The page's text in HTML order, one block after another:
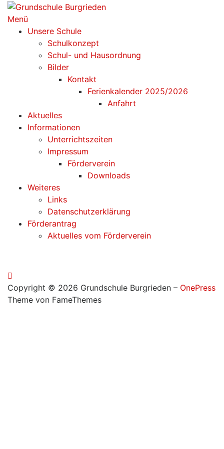
Zum
Inhalt
springen
Menü
Unsere Schule
Schulkonzept
Schul- und Hausordnung
Bilder
Kontakt
Ferienkalender 2025/2026
Anfahrt
Aktuelles
Informationen
Unterrichtszeiten
Impressum
Förderverein
Downloads
Weiteres
Links
Datenschutzerklärung
Förderantrag
Aktuelles vom Förderverein
Copyright © 2026 Grundschule Burgrieden – OnePress
Theme von FameThemes